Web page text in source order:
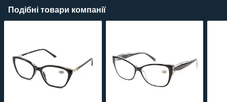
Подібні товари компанії